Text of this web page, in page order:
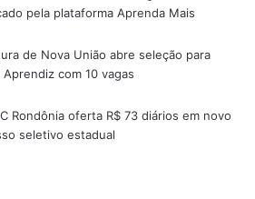
pela plataforma Aprenda Mais
de Nova União abre seleção para
Aprendiz com 10 vagas
Rondônia oferta R$ 73 diários em novo
seletivo estadual